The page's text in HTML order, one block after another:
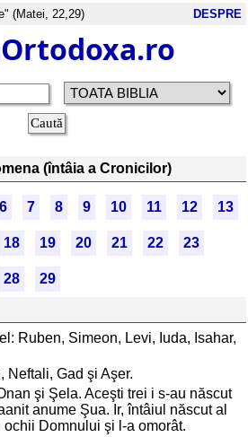
(Matei, 22,29) DESPRE
(întâia a Cronicilor)
6 7 8 9 10 11 12 13
18 19 20 21 22 23
28
29
Ruben, Simeon, Levi, Iuda, Isahar,
Neftali, Gad şi Aşer.
şi Şela. Aceşti trei i s-au născut
anume Şua. Ir, întâiul născut al
ochii Domnului şi l-a omorât.